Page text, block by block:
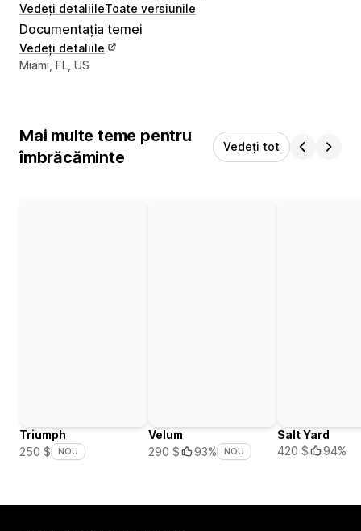
Vedeți detaliileToate versiunile
Documentația temei
Vedeți detaliile
Detaliile de contact ale designerului
Miami, FL, US
Mai multe teme pentru
îmbrăcăminte
Vedeți tot
Triumph
250 $
NOU
Velum
290 $
93% NOU
Salt Yard
420 $
94%